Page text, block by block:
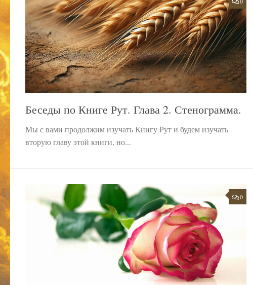
Беседы по Книге Рут. Глава 2. Стенограмма.
Мы с вами продолжим изучать Книгу Рут и будем изучать
вторую главу этой книги, но...
0